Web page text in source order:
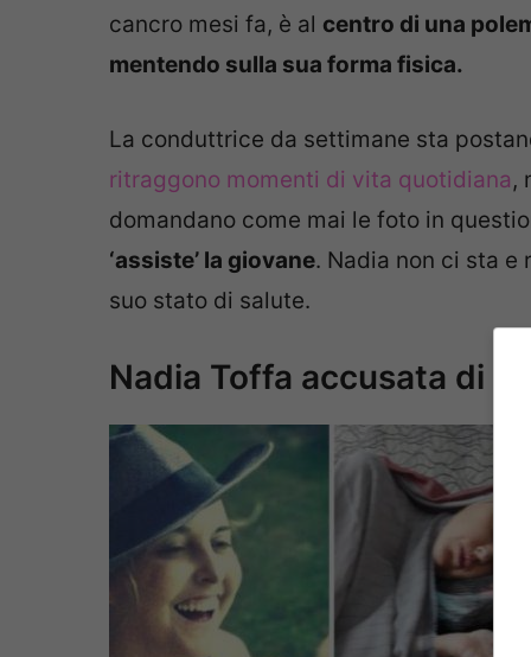
cancro mesi fa, è al centro di una
mentendo sulla sua forma fisica.
La conduttrice da settimane sta
ritraggono momenti di vita quotidiana,
domandano come mai le foto in
‘assiste’ la giovane. Nadia non ci sta e
suo stato di salute.
Nadia Toffa accusata di